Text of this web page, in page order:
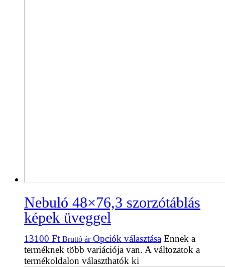
Nebuló 48×76,3 szorzótáblás
képek üveggel
13100 Ft Bruttó ár Opciók választása Ennek a
terméknek több variációja van. A változatok a
termékoldalon választhatók ki